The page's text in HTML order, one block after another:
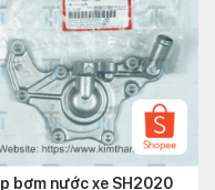
bơm nước xe SH2020